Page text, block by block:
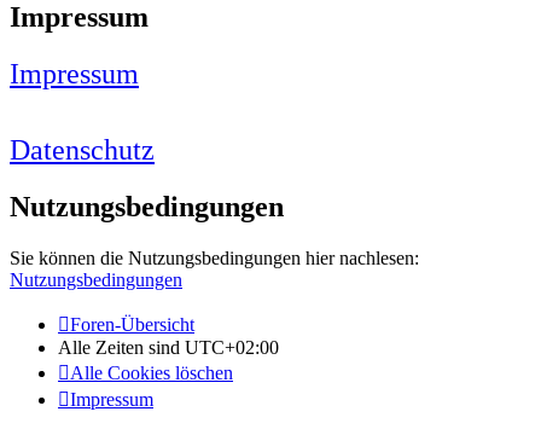
Impressum
Impressum
Datenschutz
Nutzungsbedingungen
Sie können die Nutzungsbedingungen hier nachlesen:
Nutzungsbedingungen
Foren-Übersicht
Alle Zeiten sind UTC+02:00
Alle Cookies löschen
Impressum